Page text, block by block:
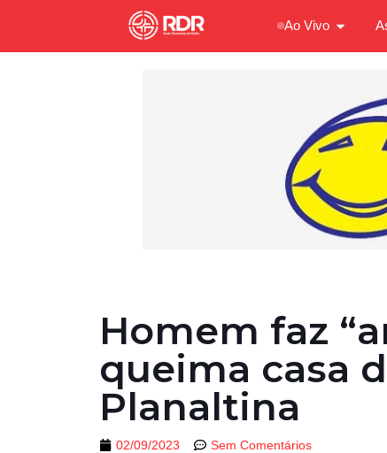
Ao Vivo
Homem faz
queima casa
Planaltina
02/09/2023 Sem Comentários